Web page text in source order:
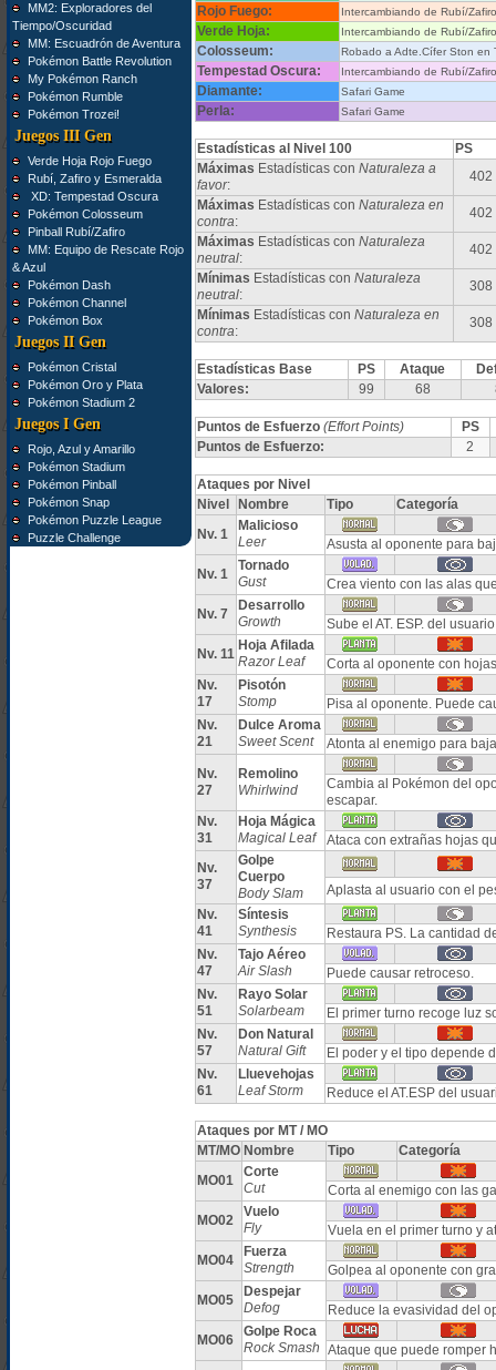
MM2: Exploradores del
Tiempo/Oscuridad
MM: Escuadrón de Aventura
Pokémon Battle Revolution
My Pokémon Ranch
Pokémon Rumble
Pokémon Trozei!
Juegos III Gen
Verde Hoja Rojo Fuego
Rubí, Zafiro y Esmeralda
XD: Tempestad Oscura
Pokémon Colosseum
Pinball Rubí/Zafiro
MM: Equipo de Rescate Rojo
& Azul
Pokémon Dash
Pokémon Channel
Pokémon Box
Juegos II Gen
Pokémon Cristal
Pokémon Oro y Plata
Pokémon Stadium 2
Juegos I Gen
Rojo, Azul y Amarillo
Pokémon Stadium
Pokémon Pinball
Pokémon Snap
Pokémon Puzzle League
Puzzle Challenge
Rojo Fuego: Intercambiando de Rubí/
Verde Hoja: Intercambiando de Rubí/
Colosseum: Robado a Adte.Cífer Ston en
Tempestad Oscura: Intercambiando de Rubí/
Diamante: Safari Game
Perla: Safari Game
Estadísticas al Nivel 100
PS
Máximas Estadísticas con Naturaleza a
favor:
402
Máximas Estadísticas con Naturaleza en
contra:
402
Máximas Estadísticas con Naturaleza
neutral:
402
Mínimas Estadísticas con Naturaleza
neutral:
308
Mínimas Estadísticas con Naturaleza en
contra:
308
Estadísticas Base PS Ataque
Valores:
99 68
Puntos de Esfuerzo (Effort Points)
PS
Puntos de Esfuerzo:
2
Ataques por Nivel
Nivel
Nombre Tipo
Categoría
Nv. 1
Malicioso
Leer
Asusta al oponente para
Nv. 1
Tornado
Gust
Crea viento con las alas
Nv. 7
Desarrollo
Growth
Sube el AT. ESP. del usuario
Nv. 11
Hoja Afilada
Razor Leaf
Corta al oponente con
Nv.
17
Pisotón
Stomp
Pisa al oponente. Puede
Nv.
21
Dulce Aroma
Sweet Scent
Atonta al enemigo para
Nv.
27
Remolino
Whirlwind
Cambia al Pokémon del
escapar.
Nv.
31
Hoja Mágica
Magical Leaf
Ataca con extrañas hojas
Nv.
37
Golpe
Cuerpo
Body Slam
Aplasta al usuario con el
Nv.
41
Síntesis
Synthesis
Restaura PS. La cantidad
Nv.
47
Tajo Aéreo
Air Slash
Puede causar retroceso.
Nv.
51
Rayo Solar
Solarbeam
El primer turno recoge luz
Nv.
57
Don Natural
Natural Gift
El poder y el tipo depende
Nv.
61
Lluevehojas
Leaf Storm
Reduce el AT.ESP del
Ataques por MT / MO
MT/MO Nombre Tipo
Categoría
MO01
Corte
Cut
Corta al enemigo con las
MO02
Vuelo
Fly
Vuela en el primer turno y
MO04
Fuerza
Strength
Golpea al oponente con
MO05
Despejar
Defog
Reduce la evasividad del
MO06
Golpe Roca
Rock Smash Ataque que puede romper